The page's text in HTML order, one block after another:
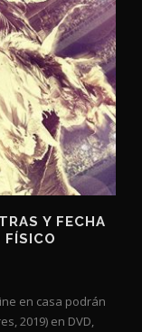
Y FECHA
FÍSICO
en casa podrán
2019) en DVD,